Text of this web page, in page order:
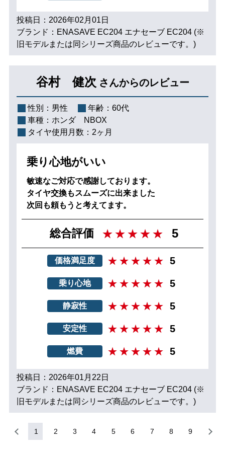
投稿日：2026年02月01日
ブランド：ENASAVE EC204 エナセーブ EC204 (※
旧モデルまたは同シリーズ商品のレビューです。)
谷村 健次 さんからのレビュー
性別： 男性 年齢： 60代
車種： ホンダ NBOX
タイヤ使用月数： 2ヶ月
乗り心地がいい
敏速なご対応で感謝しております。
タイヤ交換もスムーズに出来ました
次回も頼もうと考えてます。
総合評価 5
価格満足度 5
乗り心地 5
静寂性 5
安定性 5
燃費 5
投稿日：2026年01月22日
ブランド：ENASAVE EC204 エナセーブ EC204 (※
旧モデルまたは同シリーズ商品のレビューです。)
1 2 3 4 5 6 7 8 9